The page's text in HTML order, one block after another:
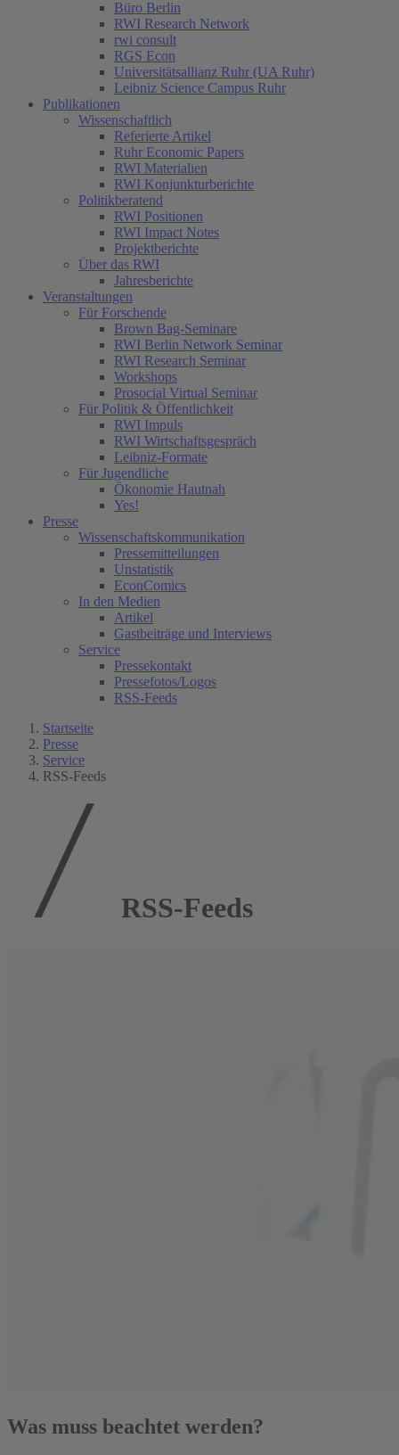
Büro Berlin
RWI Research Network
rwi consult
RGS Econ
Universitätsallianz Ruhr (UA Ruhr)
Leibniz Science Campus Ruhr
Publikationen
Wissenschaftlich
Referierte Artikel
Ruhr Economic Papers
RWI Materialien
RWI Konjunkturberichte
Politikberatend
RWI Positionen
RWI Impact Notes
Projektberichte
Über das RWI
Jahresberichte
Veranstaltungen
Für Forschende
Brown Bag-Seminare
RWI Berlin Network Seminar
RWI Research Seminar
Workshops
Prosocial Virtual Seminar
Für Politik & Öffentlichkeit
RWI Impuls
RWI Wirtschaftsgespräch
Leibniz-Formate
Für Jugendliche
Ökonomie Hautnah
Yes!
Presse
Wissenschaftskommunikation
Pressemitteilungen
Unstatistik
EconComics
In den Medien
Artikel
Gastbeiträge und Interviews
Service
Pressekontakt
Pressefotos/Logos
RSS-Feeds(current)
Startseite
Presse
Service
RSS-Feeds
RSS-Feeds
Was muss beachtet werden?